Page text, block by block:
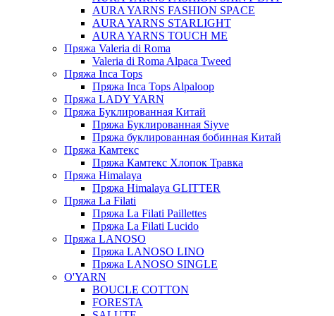
AURA YARNS FASHION SPACE
AURA YARNS STARLIGHT
AURA YARNS TOUCH ME
Пряжа Valeria di Roma
Valeria di Roma Alpaca Tweed
Пряжа Inca Tops
Пряжа Inca Tops Alpaloop
Пряжа LADY YARN
Пряжа Буклированная Китай
Пряжа Буклированная Siyve
Пряжа буклированная бобинная Китай
Пряжа Камтекс
Пряжа Камтекс Хлопок Травка
Пряжа Himalaya
Пряжа Himalaya GLITTER
Пряжа La Filati
Пряжа La Filati Paillettes
Пряжа La Filati Lucido
Пряжа LANOSO
Пряжа LANOSO LINO
Пряжа LANOSO SINGLE
O'YARN
BOUCLE COTTON
FORESTA